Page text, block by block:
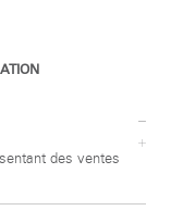
des ventes